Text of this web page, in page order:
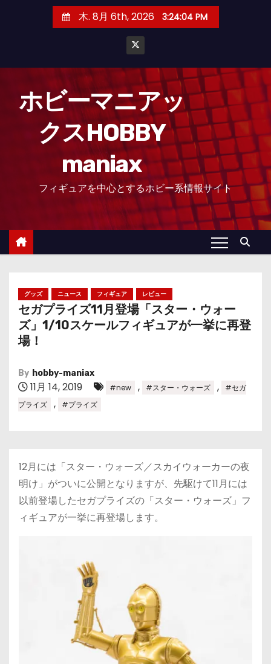
木. 8月 6th, 2026 3:24:06 PM
ホビーマニアッ
クスHOBBY
maniax
フィギュアを中心とするホビー系情報サイト
グッズ ニュース フィギュア レビュー
セガプライズ11月登場「スター・ウォー
ズ」1/10スケールフィギュアが一挙に再登
場！
By hobby-maniax
11月 14, 2019 #new , #スター・ウォーズ ,
#セガ
プライズ
, #プライズ
12月には「スター・ウォーズ／スカイウォーカーの夜
明け」がついに公開となりますが、先駆けて11月には
以前登場したセガプライズの「スター・ウォーズ」フ
ィギュアが一挙に再登場します。